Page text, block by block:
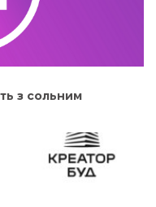
з сольним